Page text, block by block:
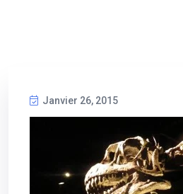
Janvier 26, 2015